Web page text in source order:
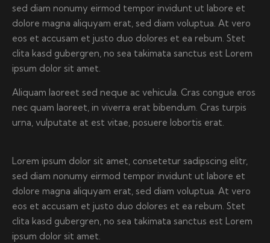
sed diam nonumy eirmod tempor invidunt ut labore et
dolore magna aliquyam erat, sed diam voluptua. At vero
eos et accusam et justo duo dolores et ea rebum. Stet
clita kasd gubergren, no sea takimata sanctus est Lorem
ipsum dolor sit amet.
Aliquam laoreet sed neque ac vehicula. Cras congue eros
nec quam laoreet, in viverra erat bibendum. Cras turpis
urna, vulputate at est vitae, posuere lobortis erat.
Lorem ipsum dolor sit amet, consetetur sadipscing elitr,
sed diam nonumy eirmod tempor invidunt ut labore et
dolore magna aliquyam erat, sed diam voluptua. At vero
eos et accusam et justo duo dolores et ea rebum. Stet
clita kasd gubergren, no sea takimata sanctus est Lorem
ipsum dolor sit amet.